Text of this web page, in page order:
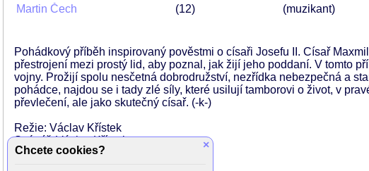
Martin Čech
12 (muzikant)
Pohádkový příběh inspirovaný pověstmi o císaři Josefu II. Císař
přestrojení mezi prostý lid, aby poznal, jak žijí jeho poddaní. V tomto
vojny. Prožijí spolu nesčetná dobrodružství, nezřídka nebezpečná a
pohádce, najdou se i tady zlé síly, které usilují tamborovi o život, v
převlečení, ale jako skutečný císař. (-k-)
Režie: Václav Křístek
Scénář: Václav Křístek
Kamera: Martin Duba
×
Chcete cookies?